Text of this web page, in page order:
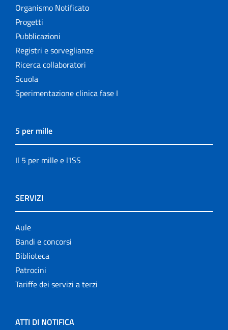
Organismo Notificato
Progetti
Pubblicazioni
Registri e sorveglianze
Ricerca collaboratori
Scuola
Sperimentazione clinica fase I
5 per mille
Il 5 per mille e l'ISS
SERVIZI
Aule
Bandi e concorsi
Biblioteca
Patrocini
Tariffe dei servizi a terzi
ATTI DI NOTIFICA